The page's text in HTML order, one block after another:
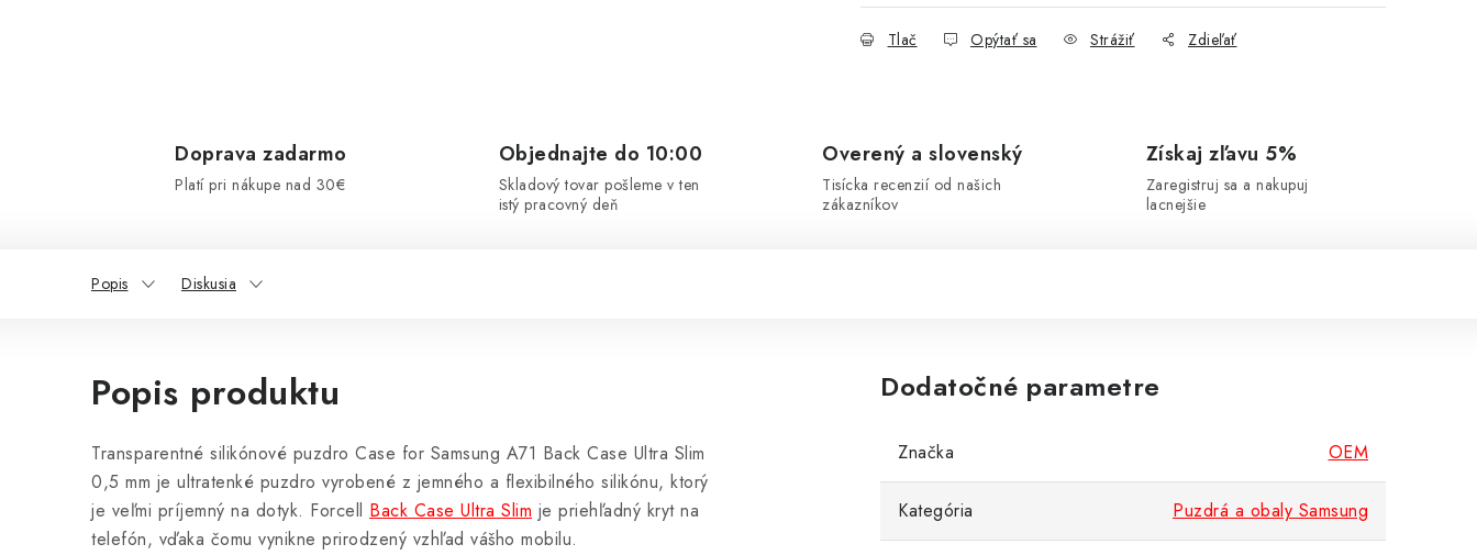
Tlač Opýtať sa Strážiť Zdieľať
Doprava zadarmo
Platí pri nákupe nad 30€
Objednajte do 10:00
Skladový tovar pošleme v ten
istý pracovný deň
Overený a slovenský
Tisícka recenzií od našich
zákazníkov
Získaj zľavu 5%
Zaregistruj sa a nakupuj
lacnejšie
Popis Diskusia
Popis produktu
Transparentné silikónové puzdro Case for Samsung A71 Back Case Ultra Slim
0,5 mm je ultratenké puzdro vyrobené z jemného a flexibilného silikónu, ktorý
je veľmi príjemný na dotyk. Forcell Back Case Ultra Slim je priehľadný kryt na
telefón, vďaka čomu vynikne prirodzený vzhľad vášho mobilu.
Dodatočné parametre
Značka OEM
Kategória Puzdrá a obaly Samsung